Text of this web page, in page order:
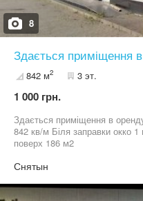
8
Здається приміщення
842 м2 3 эт.
1 000 грн.
Здається приміщення в
842 кв/м Біля заправки окко
поверх 186 м2
Снятын